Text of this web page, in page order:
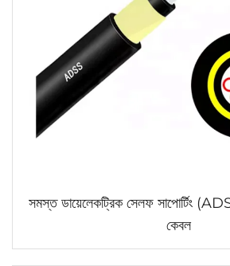
সমস্ত ডায়েলেকট্রিক সেলফ সাপোর্টিং
কেবল